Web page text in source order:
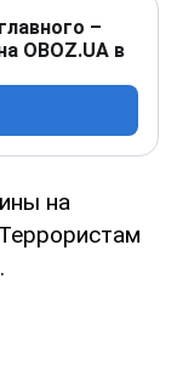
–
OBOZ.UA в
на